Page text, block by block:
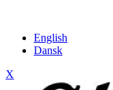
English
Dansk
X